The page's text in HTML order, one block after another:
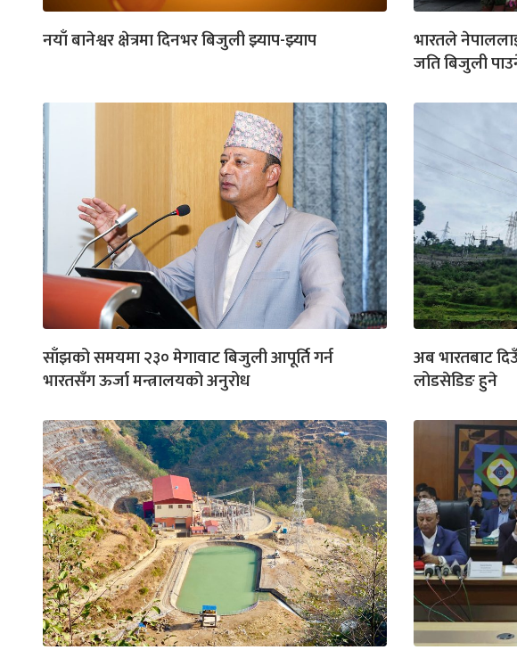
नयाँ बानेश्वर क्षेत्रमा दिनभर बिजुली झ्याप-झ्याप
भारतले
जति बिजुली
साँझको समयमा २३० मेगावाट बिजुली आपूर्ति गर्न
भारतसँग ऊर्जा मन्त्रालयको अनुरोध
अब भारतबाट
लोडसेडिङ हुने